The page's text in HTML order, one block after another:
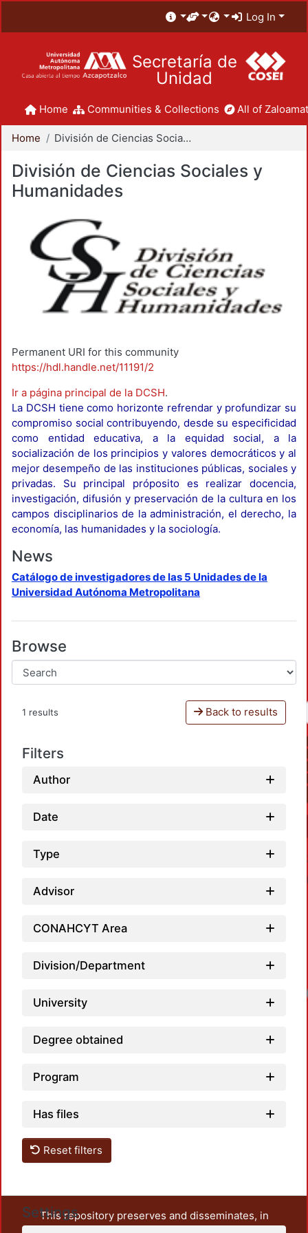
Log In
Secretaría de
Unidad
Home Communities & Collections All of
Home División de Ciencias Sociales y Humanidades
División de Ciencias Sociales y
Humanidades
Permanent URI for this community
https://hdl.handle.net/11191/2
Ir a página principal de la DCSH.
La DCSH tiene como horizonte refrendar y profundizar su
compromiso social contribuyendo, desde su especificidad
como entidad educativa, a la equidad social, a la
socialización de los principios y valores democráticos y al
mejor desempeño de las instituciones públicas, sociales y
privadas. Su principal próposito es realizar docencia,
investigación, difusión y preservación de la cultura en los
campos disciplinarios de la administración, el derecho, la
economía, las humanidades y la sociología.
News
Catálogo de investigadores de las 5 Unidades de la
Universidad Autónoma Metropolitana
Browse
1 results Back to results
Filters
Author
Date
Type
Advisor
CONAHCYT Area
Division/Department
University
Degree obtained
Program
Has files
Reset filters
Settings
This repository preserves and disseminates, in